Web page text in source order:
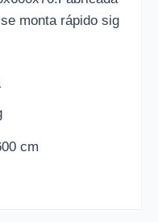
monta rápido sig
cm